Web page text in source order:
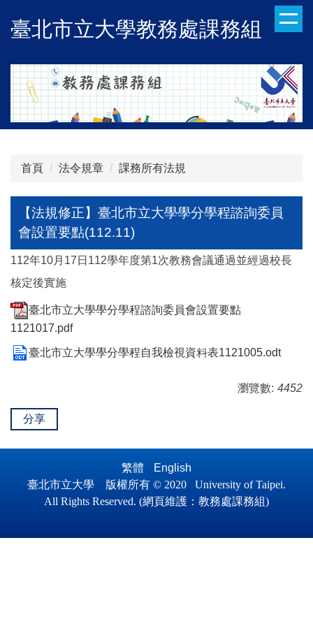
到
內
容
區
臺北市立大學教務處課務組
首頁 法令規章 課務所有法規
【法規修正】臺北市立大學學分學程諮詢委員
會設置要點(112.11)
112年10月17日112學年度第1次教務會議通過並經過校長
核定後實施
臺北市立大學學分學程諮詢委員會設置要點
1121017.pdf
臺北市立大學學分學程自我檢視資料表1121005.odt
瀏覽數: 4452
分享
繁體 English
臺北市立大學 版權所有 © 2020 University of Taipei.
All Rights Reserved. (網頁維護 ： 教務處課務組)